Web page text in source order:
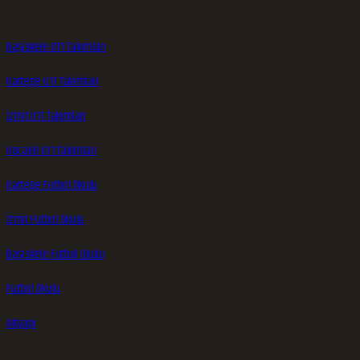
Başiskele U11 Takımları
Kartepe U11 Takımları
İzmit U11 Takımları
Kocaeli U11 Takımları
Kartepe Futbol Okulu
İzmit Futbol Okulu
Başiskele Futbol Okulu
Futbol Okulu
Altyapı